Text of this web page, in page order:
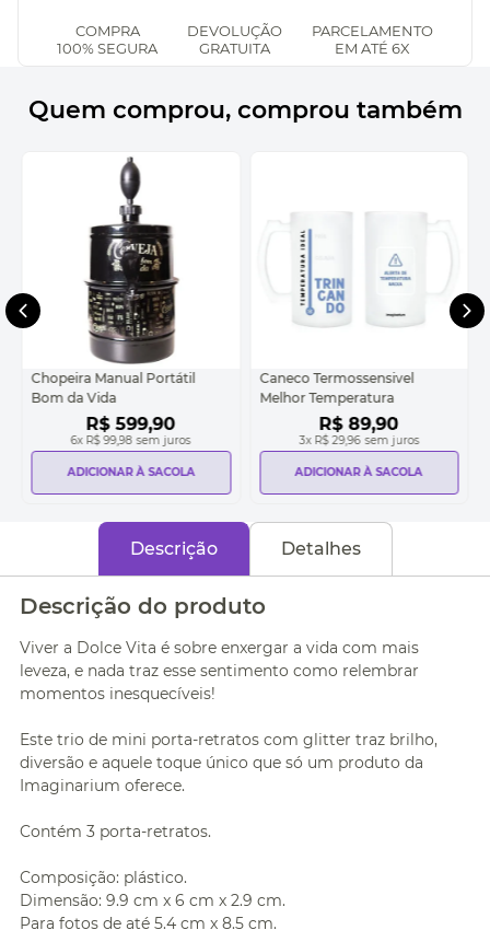
COMPRA
100% SEGURA
DEVOLUÇÃO
GRATUITA
PARCELAMENTO
EM ATÉ 6X
Quem comprou, comprou também
Chopeira Manual Portátil
Bom da Vida
R$ 599,90
6x R$ 99,98 sem juros
ADICIONAR À SACOLA
Caneco Termossensivel
Melhor Temperatura
R$ 89,90
3x R$ 29,96 sem juros
ADICIONAR À SACOLA
Descrição Detalhes
Descrição do produto
Viver a Dolce Vita é sobre enxergar a vida com mais
leveza, e nada traz esse sentimento como relembrar
momentos inesquecíveis!
Este trio de mini porta-retratos com glitter traz brilho,
diversão e aquele toque único que só um produto da
Imaginarium oferece.
Contém 3 porta-retratos.
Composição: plástico.
Dimensão: 9.9 cm x 6 cm x 2.9 cm.
Para fotos de até 5.4 cm x 8.5 cm.